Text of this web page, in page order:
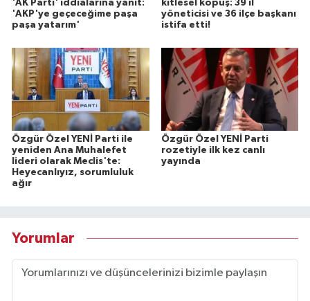
'AK Parti' iddialarına yanıt:
'AKP'ye geçeceğime paşa
paşa yatarım'
kitlesel kopuş: 39 il
yöneticisi ve 36 ilçe başkanı
istifa etti!
Özgür Özel YENİ Parti ile
yeniden Ana Muhalefet
lideri olarak Meclis'te:
Heyecanlıyız, sorumluluk
ağır
Özgür Özel YENİ Parti
rozetiyle ilk kez canlı
yayında
Yorumlar